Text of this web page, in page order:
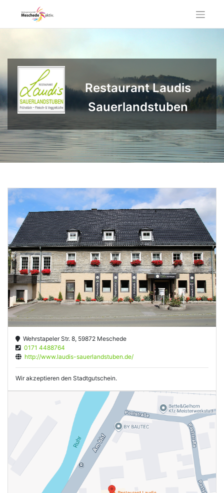
Restaurant Laudis
Sauerlandstuben
Wehrstapeler Str. 8, 59872 Meschede
0171 4488764
http://www.laudis-sauerlandstuben.de/
Wir akzeptieren den Stadtgutschein.